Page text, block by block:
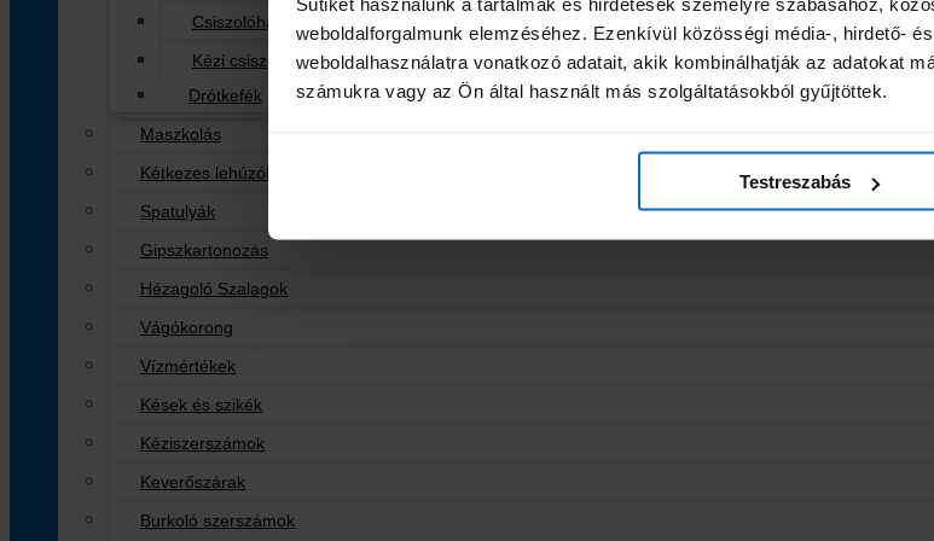
weboldalforgalmunk elemzéséhez. Ezenkívül közösségi média-, hirdető-
weboldalhasználatra vonatkozó adatait, akik kombinálhatják az adatokat
számukra vagy az Ön által használt más szolgáltatásokból gyűjtöttek.
Testreszabás
Csiszolóháló
Kézi csiszolók
Drótkefék
Maszkolás
Kétkezes lehúzók
Spatulyák
Gipszkartonozás
Hézagoló Szalagok
Vágókorong
Vízmértékek
Kések és szikék
Kéziszerszámok
Keverőszárak
Burkoló szerszámok